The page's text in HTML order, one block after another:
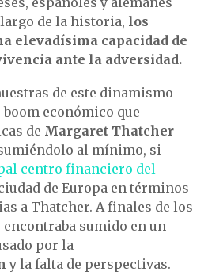
de la historia, los
elevadísima capacidad de
ante la adversidad.
de este dinamismo
económico que
de Margaret Thatcher
al mínimo, si
centro financiero del
de Europa en términos
a Thatcher. A finales de los
encontraba sumido en un
por la
y la falta de perspectivas.